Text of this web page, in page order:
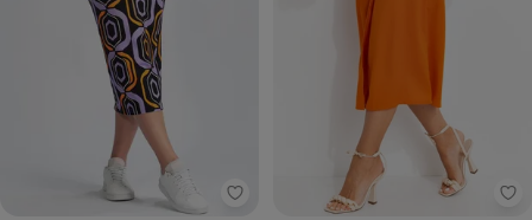
Colcci - Saia Midi em Viscose